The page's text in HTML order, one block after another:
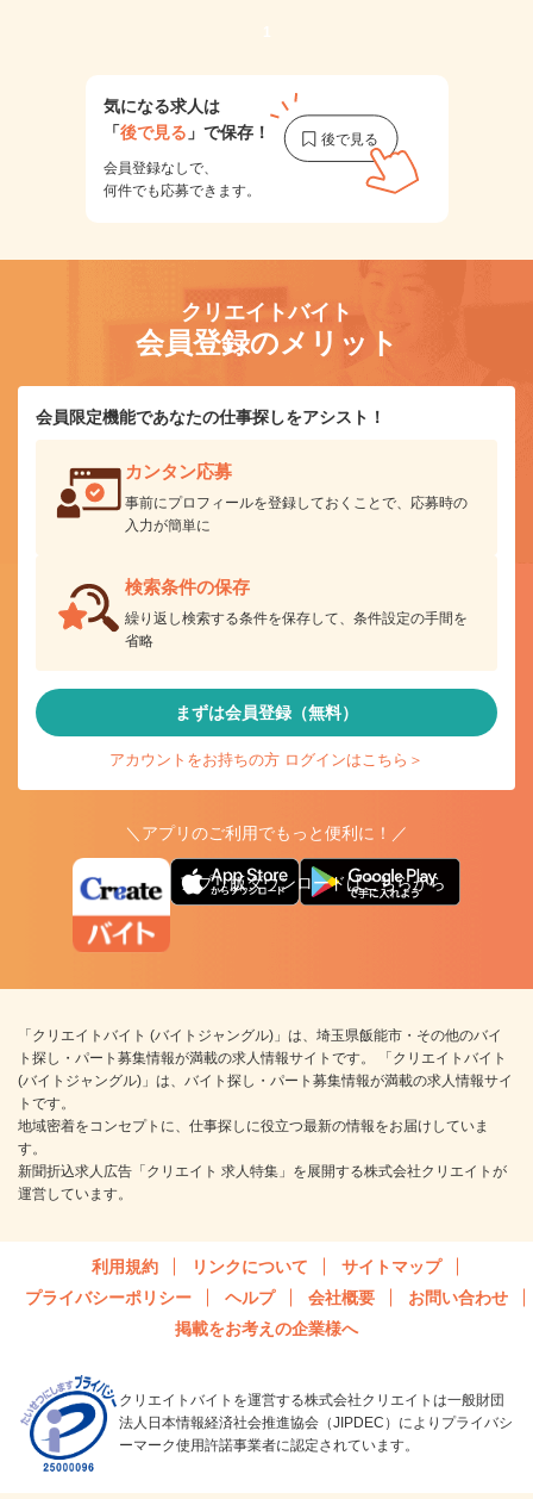
1
気になる求人は
「後で見る 」で保存！
会員登録なしで、
何件でも応募できます。
クリエイトバイト
会員登録のメリット
会員限定機能であなたの仕事探しをアシスト！
カンタン応募
事前にプロフィールを登録しておくことで、応募時の
入力が簡単に
検索条件の保存
繰り返し検索する条件を保存して、条件設定の手間を
省略
まずは会員登録（無料）
アカウントをお持ちの方 ログインはこちら＞
＼アプリのご利用でもっと便利に！／
アプリ版ダウンロードはこちらから
「クリエイトバイト (バイトジャングル)」は、埼玉県飯能市・その他のバイ
ト探し・パート募集情報が満載の求人情報サイトです。 「クリエイトバイト
(バイトジャングル)」は、バイト探し・パート募集情報が満載の求人情報サイ
トです。
地域密着をコンセプトに、仕事探しに役立つ最新の情報をお届けしていま
す。
新聞折込求人広告「クリエイト 求人特集」を展開する株式会社クリエイトが
運営しています。
利用規約 リンクについて
サイトマップ
プライバシーポリシー
ヘルプ 会社概要
お問い合わせ
掲載をお考えの企業様へ
クリエイトバイトを運営する株式会社クリエイトは一般財団
法人日本情報経済社会推進協会（JIPDEC）によりプライバシ
ーマーク使用許諾事業者に認定されています。